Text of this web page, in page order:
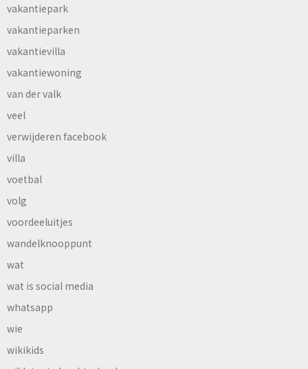
vakantiepark
vakantieparken
vakantievilla
vakantiewoning
van der valk
veel
verwijderen facebook
villa
voetbal
volg
voordeeluitjes
wandelknooppunt
wat
wat is social media
whatsapp
wie
wikikids